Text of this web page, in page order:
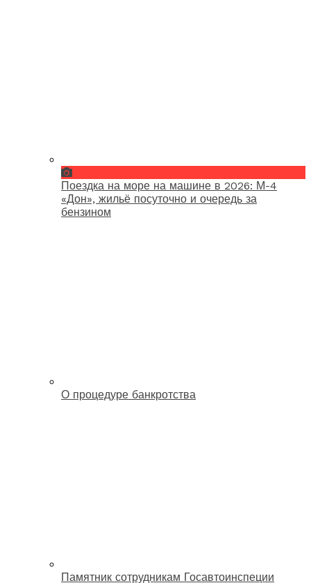
Поездка на море на машине в 2026: М-4
«Дон», жильё посуточно и очередь за
бензином
О процедуре банкротства
Памятник сотрудникам Госавтоинспеции